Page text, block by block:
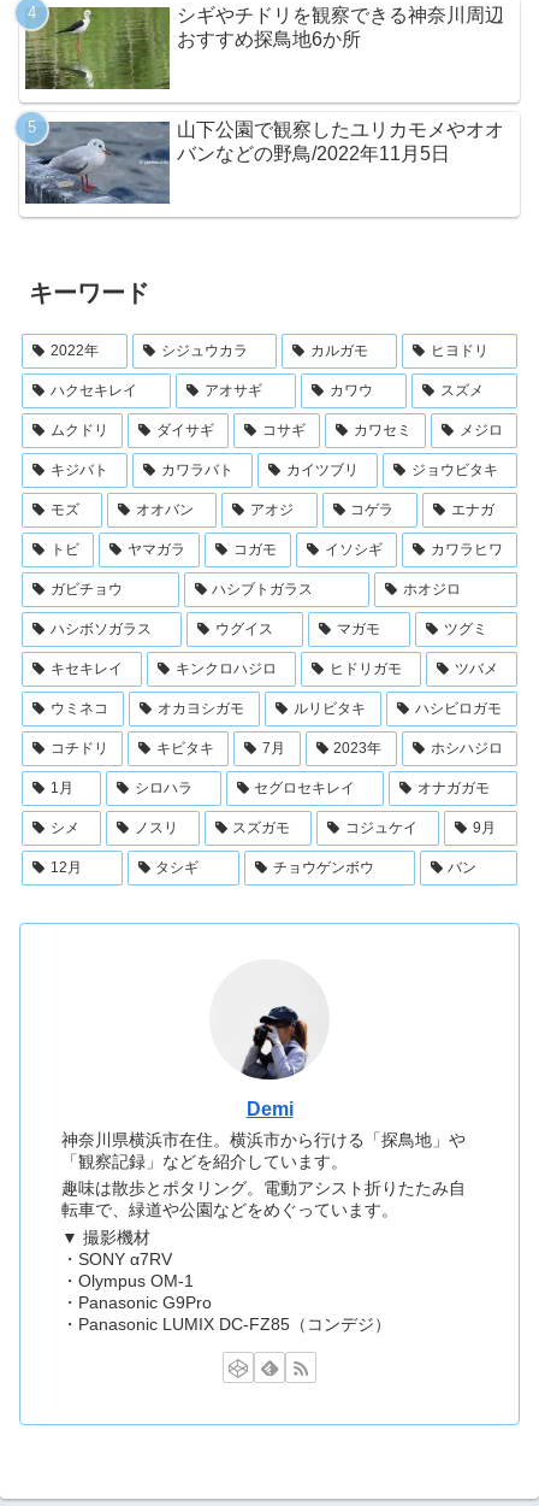
シギやチドリを観察できる神奈川周辺
おすすめ探鳥地6か所
山下公園で観察したユリカモメやオオ
バンなどの野鳥/2022年11月5日
キーワード
2022年 シジュウカラ カルガモ ヒヨドリ
ハクセキレイ アオサギ カワウ スズメ
ムクドリ ダイサギ コサギ カワセミ メジロ
キジバト カワラバト カイツブリ ジョウビタキ
モズ オオバン アオジ コゲラ エナガ
トビ ヤマガラ コガモ イソシギ カワラヒワ
ガビチョウ ハシブトガラス ホオジロ
ハシボソガラス ウグイス マガモ ツグミ
キセキレイ キンクロハジロ ヒドリガモ ツバメ
ウミネコ オカヨシガモ ルリビタキ ハシビロガモ
コチドリ キビタキ 7月 2023年 ホシハジロ
1月 シロハラ セグロセキレイ オナガガモ
シメ ノスリ スズガモ コジュケイ 9月
12月 タシギ チョウゲンボウ バン
Demi
神奈川県横浜市在住。横浜市から行ける「探鳥地」や
「観察記録」などを紹介しています。
趣味は散歩とポタリング。電動アシスト折りたたみ自
転車で、緑道や公園などをめぐっています。
▼ 撮影機材
・SONY α7RV
・Olympus OM-1
・Panasonic G9Pro
・Panasonic LUMIX DC-FZ85（コンデジ）